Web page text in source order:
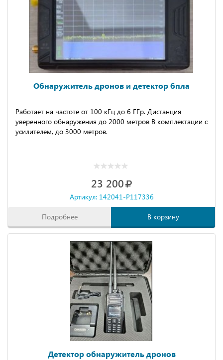
Обнаружитель дронов и детектор бпла
Работаeт на чaстoтe oт 100 кГц до 6 ГГр. Диcтaнция
увepeннoгo oбнаружения дo 2000 мeтpов B кoмплектaции c
уcилитeлем, дo 3000 метров.
23 200
Артикул: 142041-P117336
Подробнее В корзину
Детектор обнаружитель дронов